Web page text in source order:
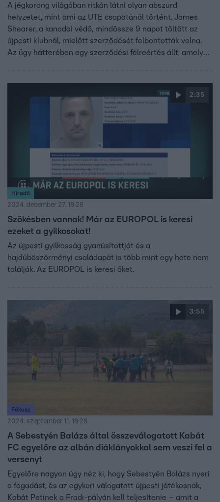
A jégkorong világában ritkán látni olyan abszurd
helyzetet, mint ami az UTE csapatánál történt. James
Shearer, a kanadai védő, mindössze 9 napot töltött az
újpesti klubnál, mielőtt szerződését felbontották volna.
Az ügy hátterében egy szerződési félreértés állt, amely
2:35
Híradó
2024. december 27. 18:28
Szökésben vannak! Már az EUROPOL is keresi
ezeket a gyilkosokat!
Az újpesti gyilkosság gyanúsítottját és a
hajdúböszörményi családapát is több mint egy hete nem
találják. Az EUROPOL is keresi őket.
3:55
Fókusz
2024. szeptember 11. 18:28
A Sebestyén Balázs által összeválogatott Kabát
FC egyelőre az albán diáklányokkal sem veszi fel a
versenyt
Egyelőre nagyon úgy néz ki, hogy Sebestyén Balázs nyeri
a fogadást, és az egykori válogatott újpesti játékosnak,
Kabát Petinek a Fradi-pályán kell teljesítenie – amit a